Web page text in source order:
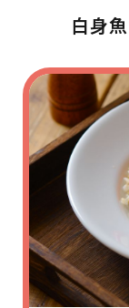
白身